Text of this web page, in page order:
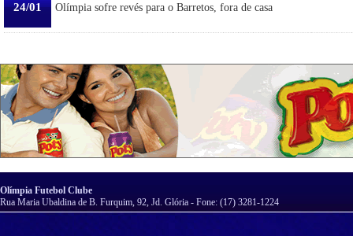
24/01 Olímpia sofre revés para o Barretos, fora de casa
Olímpia Futebol Clube
Rua Maria Ubaldina de B. Furquim, 92, Jd. Glória - Fone: (17) 3281-1224